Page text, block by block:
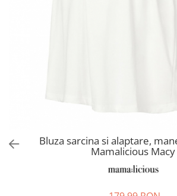
Dresuri Gravide
Bluza sarcina si alaptare,
Mamalicious Macy